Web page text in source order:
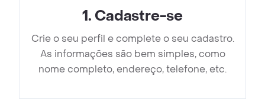
1. Cadastre-se
Crie o seu perfil e complete o seu cadastro.
As informações são bem simples, como
nome completo, endereço, telefone, etc.